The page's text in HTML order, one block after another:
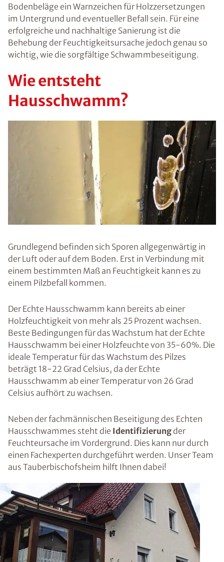
Bodenbeläge ein Warnzeichen für Holzzersetzungen
im Untergrund und eventueller Befall sein. Für eine
erfolgreiche und nachhaltige Sanierung ist die
Behebung der Feuchtigkeitsursache jedoch genau so
wichtig, wie die sorgfältige Schwammbeseitigung.
Wie entsteht
Hausschwamm?
Grundlegend befinden sich Sporen allgegenwärtig in
der Luft oder auf dem Boden. Erst in Verbindung mit
einem bestimmten Maß an Feuchtigkeit kann es zu
einem Pilzbefall kommen.
Der Echte Hausschwamm kann bereits ab einer
Holzfeuchtigkeit von mehr als 25 Prozent wachsen.
Beste Bedingungen für das Wachstum hat der Echte
Hausschwamm bei einer Holzfeuchte von 35-60%. Die
ideale Temperatur für das Wachstum des Pilzes
beträgt 18-22 Grad Celsius, da der Echte
Hausschwamm ab einer Temperatur von 26 Grad
Celsius aufhört zu wachsen.
Neben der fachmännischen Beseitigung des Echten
Hausschwammes steht die Identifizierungder
Feuchteursache im Vordergrund. Dies kann nur durch
einen Fachexperten durchgeführt werden. Unser Team
aus Tauberbischofsheim hilft Ihnen dabei!